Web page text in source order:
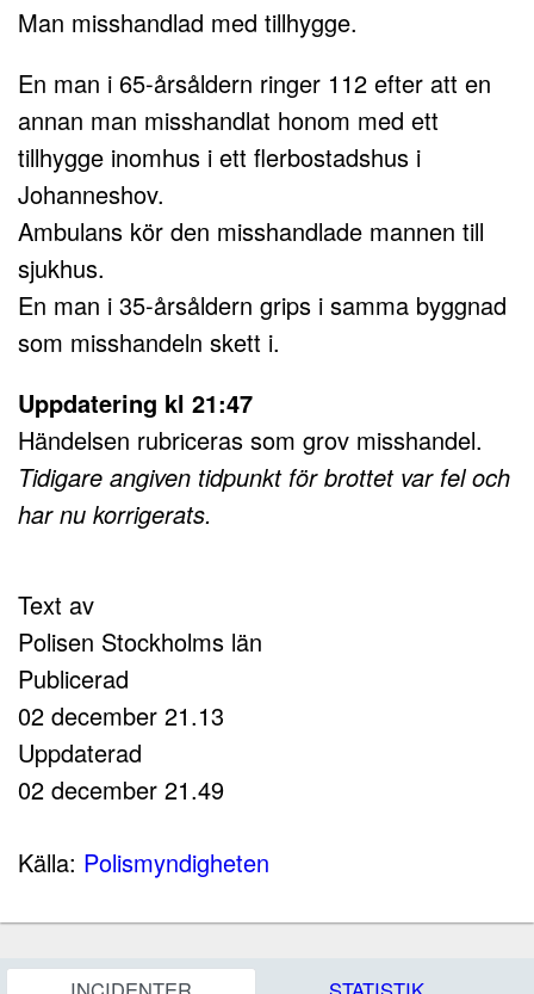
Man misshandlad med tillhygge.
En man i 65-årsåldern ringer 112 efter att en
annan man misshandlat honom med ett
tillhygge inomhus i ett flerbostadshus i
Johanneshov.
Ambulans kör den misshandlade mannen till
sjukhus.
En man i 35-årsåldern grips i samma byggnad
som misshandeln skett i.
Uppdatering kl 21:47
Händelsen rubriceras som grov misshandel.
Tidigare angiven tidpunkt för brottet var fel och
har nu korrigerats.
Text av
Polisen Stockholms län
Publicerad
02 december 21.13
Uppdaterad
02 december 21.49
Källa: Polismyndigheten